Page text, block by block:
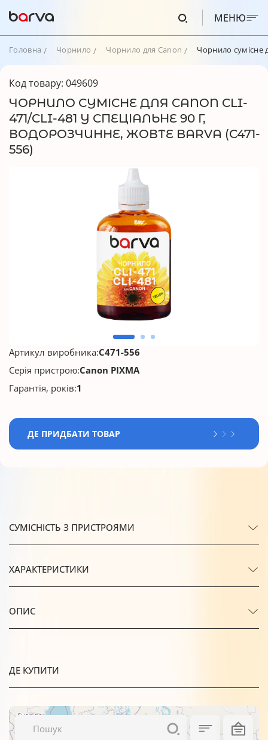
МЕНЮ
Головна Чорнило Чорнило для Canon Чорнило сумісне
Код товару: 049609
ЧОРНИЛО СУМІСНЕ ДЛЯ CANON CLI-
471/CLI-481 Y СПЕЦІАЛЬНЕ 90 Г,
ВОДОРОЗЧИННЕ, ЖОВТЕ BARVA (C471-
556)
Артикул виробника:C471-556
Серія пристрою:Canon PIXMA
Гарантія, років:1
ДЕ ПРИДБАТИ ТОВАР
СУМІСНІСТЬ З ПРИСТРОЯМИ
ХАРАКТЕРИСТИКИ
ОПИС
ДЕ КУПИТИ